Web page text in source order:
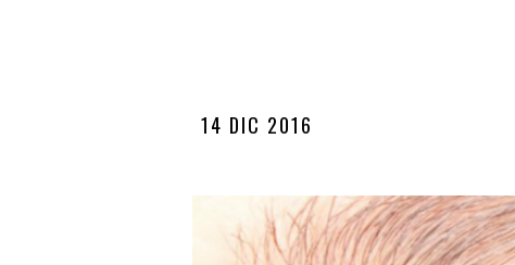
14 DIC 2016